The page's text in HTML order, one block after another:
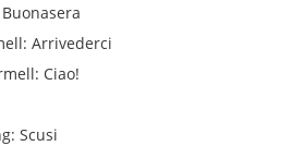
Arrivederci
Ciao!
Scusi